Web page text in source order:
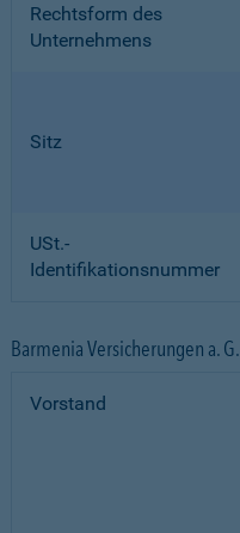
Rechtsform des
Unternehmens
Sitz
USt.-
Identifikationsnummer
Barmenia Versicherungen a. G.
Vorstand